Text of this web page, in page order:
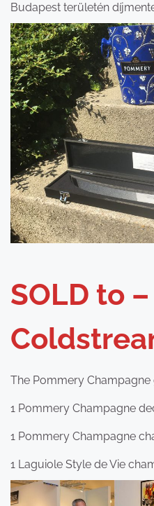
Budapest területén
SOLD to
The Pommery Champagne
1 Pommery Champagne
1 Pommery Champagne
1 Laguiole Style de Vie